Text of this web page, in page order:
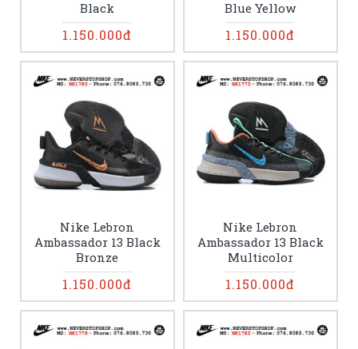
Black
1.150.000đ
Blue Yellow
1.150.000đ
Nike Lebron
Ambassador 13 Black
Bronze
1.150.000đ
Nike Lebron
Ambassador 13 Black
Multicolor
1.150.000đ